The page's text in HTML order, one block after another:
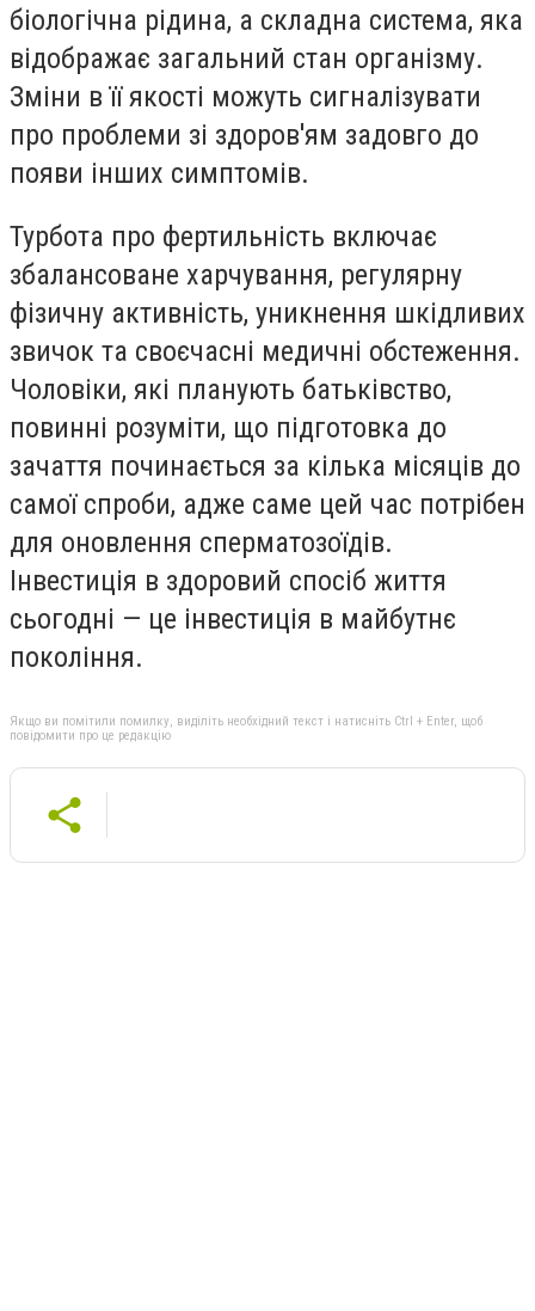
біологічна рідина, а складна система, яка
відображає загальний стан організму.
Зміни в її якості можуть сигналізувати
про проблеми зі здоров'ям задовго до
появи інших симптомів.
Турбота про фертильність включає
збалансоване харчування, регулярну
фізичну активність, уникнення шкідливих
звичок та своєчасні медичні обстеження.
Чоловіки, які планують батьківство,
повинні розуміти, що підготовка до
зачаття починається за кілька місяців до
самої спроби, адже саме цей час потрібен
для оновлення сперматозоїдів.
Інвестиція в здоровий спосіб життя
сьогодні — це інвестиція в майбутнє
покоління.
Якщо ви помітили помилку, виділіть необхідний текст і натисніть Ctrl + Enter, щоб
повідомити про це редакцію